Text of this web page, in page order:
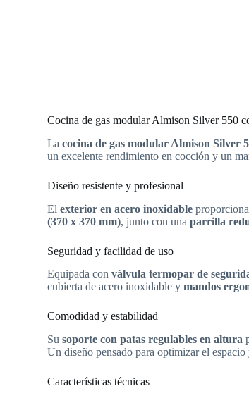
Cocina de gas modular Almison Silver 550
Lacocina de gas modular Almison Silver
un excelente rendimiento en cocción y un
Diseño resistente y profesional
Elexterior en acero inoxidable
(370 x 370 mm), junto con unaparrilla
Seguridad y facilidad de uso
Equipada conválvula termopar de
cubierta de acero inoxidable ymandos
Comodidad y estabilidad
Susoporte con patas regulables en altura
Un diseño pensado para optimizar el
Características técnicas